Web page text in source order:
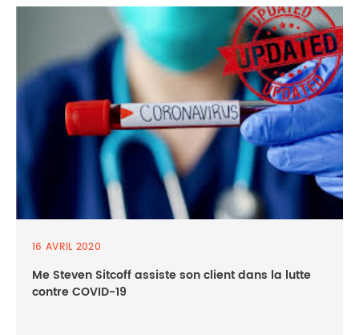
16 AVRIL 2020
Me Steven Sitcoff assiste son client dans la lutte
contre COVID-19